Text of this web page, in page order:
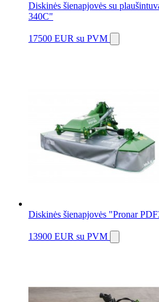
Diskinės šienapjovės su
340C"
17500 EUR su PVM
Diskinės šienapjovės "Pronar
13900 EUR su PVM